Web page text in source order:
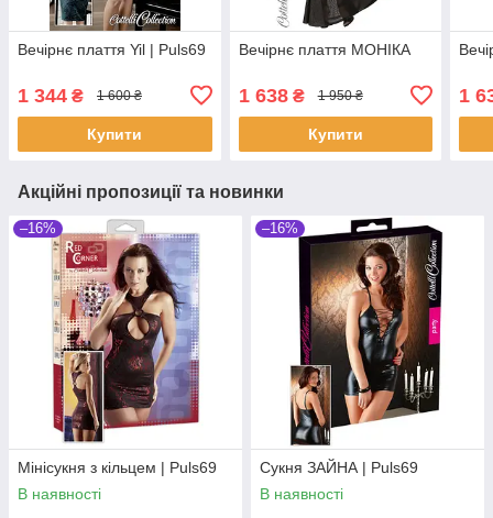
Вечірнє плаття Yil | Puls69
1 344 ₴ 1 600 ₴
Купити
Вечірнє плаття МОНІКА
1 638₴ 1 950 ₴
Купити
1
Акційні пропозиції та новинки
–16%
Мінісукня з кільцем | Puls69
В наявності
–16%
Сукня ЗАЙНА | Puls69
В наявності